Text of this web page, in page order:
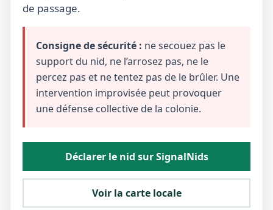
de passage.
Consigne de sécurité : ne secouez pas le
support du nid, ne l’arrosez pas, ne le
percez pas et ne tentez pas de le brûler. Une
intervention improvisée peut provoquer
une défense collective de la colonie.
Déclarer le nid sur SignalNids
Voir la carte locale